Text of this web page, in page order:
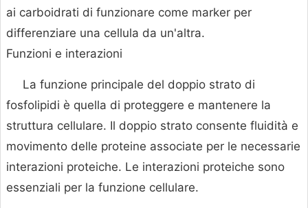
ai carboidrati di funzionare come marker per
differenziare una cellula da un'altra.
Funzioni e interazioni
La funzione principale del doppio strato di
fosfolipidi è quella di proteggere e mantenere la
struttura cellulare. Il doppio strato consente fluidità e
movimento delle proteine associate per le necessarie
interazioni proteiche. Le interazioni proteiche sono
essenziali per la funzione cellulare.